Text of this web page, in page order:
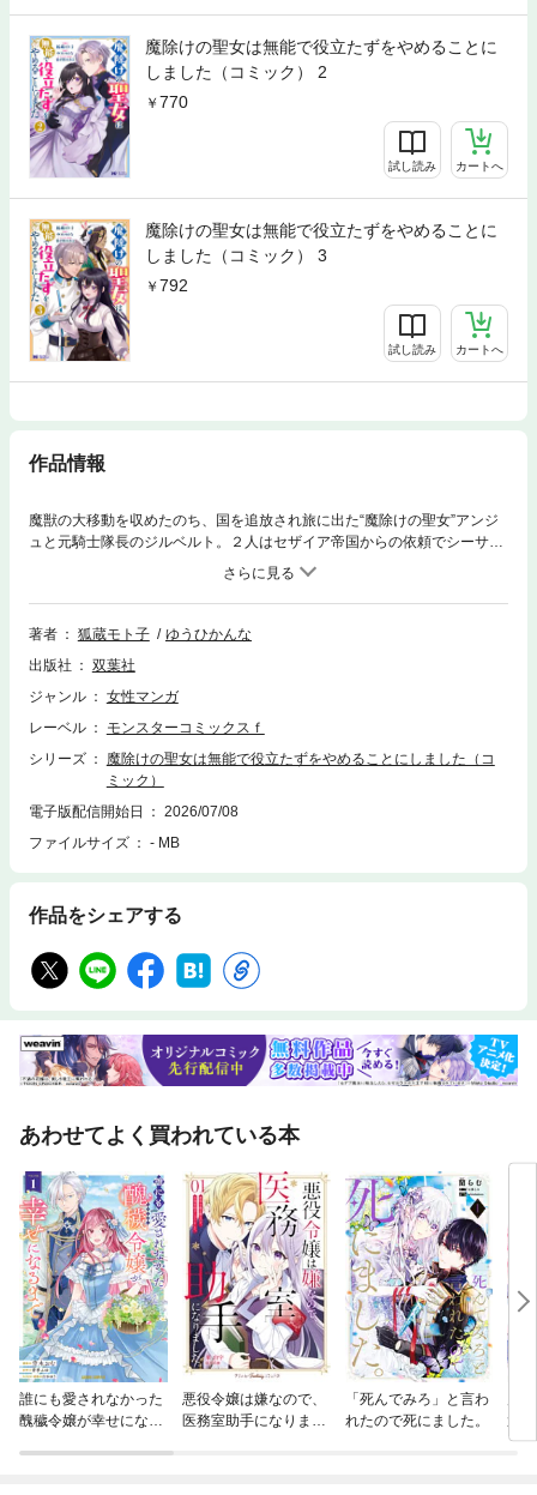
魔除けの聖女は無能で役立たずをやめることに
しました（コミック） 2
770
試し読み カートへ
魔除けの聖女は無能で役立たずをやめることに
しました（コミック） 3
792
試し読み カートへ
作品情報
魔獣の大移動を収めたのち、国を追放され旅に出た“魔除けの聖女”アンジ
ュと元騎士隊長のジルベルト。２人はセザイア帝国からの依頼でシーサー
ペントを討伐することに。王太子殿下の側近候補であり、一流の商人でも
あるラシムールも珍しい魔物の素材を得るため、討伐に協力することにな
る。当初はアンジュに敵対心むき出しのラシムールだったが、共に戦うう
ちに、アンジュへの態度が変化していく彼の様子を見たジルベルトは嫉妬
著者 狐蔵モト子
ゆうひかんな
出版社
双葉社
ジャンル
女性マンガ
レーベル
モンスターコミックスｆ
シリーズ
魔除けの聖女は無能で役立たずをやめることにしました（コ
ミック）
電子版配信開始日
2026/07/08
ファイルサイズ
- MB
作品をシェアする
あわせてよく買われている本
誰にも愛されなかった
醜穢令嬢が幸せになる
悪役令嬢は嫌なので、
医務室助手になりまし
「死んでみろ」と言わ
れたので死にました。
選
す